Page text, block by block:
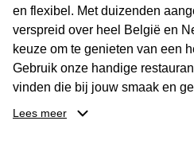
en flexibel. Met duizenden
verspreid over heel België en
keuze om te genieten van een
Gebruik onze handige
vinden die bij jouw smaak en
je keuze hebt gemaakt, kun je
Lees meer